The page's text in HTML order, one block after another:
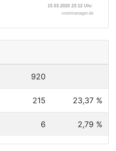
15.03.2020 23:12 Uhr
votemanager.de
920
215 23,37 %
6 2,79 %